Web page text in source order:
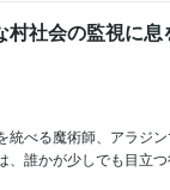
村社会の監視に
統べる魔術師、アラジ
、誰かが少しでも目立